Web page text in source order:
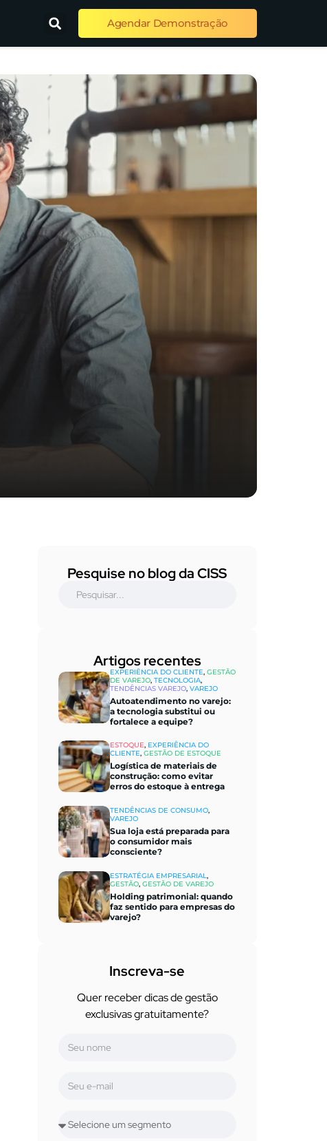
Agendar Demonstração
Pesquise no blog da CISS
Artigos recentes​
EXPERIÊNCIA DO CLIENTE, GESTÃO
DE VAREJO, TECNOLOGIA,
TENDÊNCIAS VAREJO, VAREJO
Autoatendimento no varejo:
a tecnologia substitui ou
fortalece a equipe?
ESTOQUE, EXPERIÊNCIA DO
CLIENTE, GESTÃO DE ESTOQUE
Logística de materiais de
construção: como evitar
erros do estoque à entrega
TENDÊNCIAS DE CONSUMO,
VAREJO
Sua loja está preparada para
o consumidor mais
consciente?
ESTRATÉGIA EMPRESARIAL,
GESTÃO, GESTÃO DE VAREJO
Holding patrimonial: quando
faz sentido para empresas do
varejo?
Inscreva-se
Quer receber dicas de gestão
exclusivas gratuitamente?